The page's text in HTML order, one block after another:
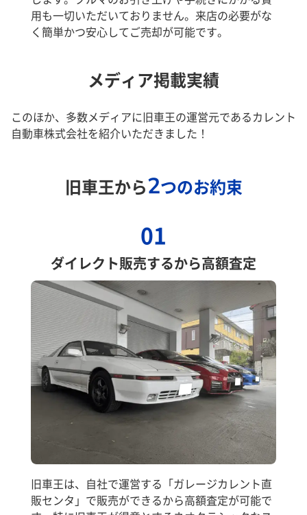
用も一切いただいておりません。来店の必要がな
く簡単かつ安心してご売却が可能です。
メディア掲載実績
このほか、多数メディアに旧車王の運営元であるカレント
自動車株式会社を紹介いただきました！
旧車王から2つのお約束
01
ダイレクト販売するから高額査定
旧車王は、自社で運営する「ガレージカレント直
販センタ」で販売ができるから高額査定が可能で